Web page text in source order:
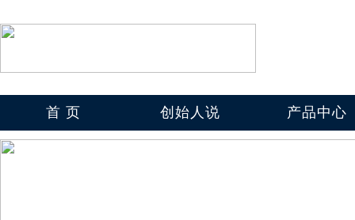
首 页 创始人说 产品中心